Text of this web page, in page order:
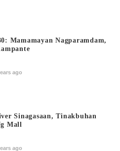
Mamamayan Nagparamdam,
ago
Sinagasaan, Tinakbuhan
Mall
ago